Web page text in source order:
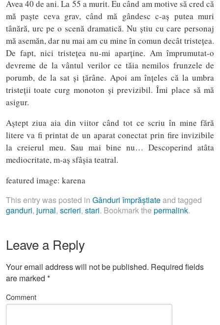
Avea 40 de ani. La 55 a murit. Eu când am motive să cred că
mă paște ceva grav, când mă gândesc c-aș putea muri
tânără, urc pe o scenă dramatică. Nu știu cu care personaj
mă asemăn, dar nu mai am cu mine în comun decât tristețea.
De fapt, nici tristețea nu-mi aparține. Am împrumutat-o
devreme de la vântul verilor ce tăia nemilos frunzele de
porumb, de la sat și țărâne. Apoi am înțeles că la umbra
tristeții toate curg monoton și previzibil. Îmi place să mă
asigur.
Aștept ziua aia din viitor când tot ce scriu în mine fără
litere va fi printat de un aparat conectat prin fire invizibile
la creierul meu. Sau mai bine nu… Descoperind atâta
mediocritate, m-aș sfâșia teatral.
featured image: karena
This entry was posted in Gânduri împrăștiateand tagged
ganduri, jurnal, scrieri, stari. Bookmark the permalink.
Leave a Reply
Your email address will not be published. Required fields
are marked *
Comment